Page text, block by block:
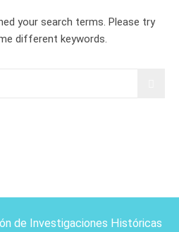
your search terms. Please try
different keywords.
de Investigaciones Históricas